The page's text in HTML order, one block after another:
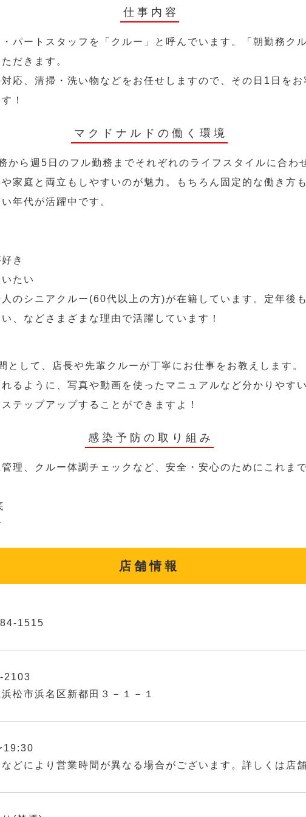
仕事内容
パートスタッフを「クルー」と呼んでいます。「朝勤務ク
だきます。
応、清掃・洗い物などをお任せしますので、その日1日を
！
マクドナルドの働く環境
から週5日のフル勤務までそれぞれのライフスタイルに合わ
家庭と両立もしやすいのが魅力。もちろん固定的な働き方
年代が活躍中です。
き
たい
のシニアクルー(60代以上の方)が在籍しています。定年後
、などさまざまな理由で活躍しています！
として、店長や先輩クルーが丁寧にお仕事をお教えします。
るように、写真や動画を使ったマニュアルなど分かりやす
テップアップすることができますよ！
感染予防の取り組み
理、クルー体調チェックなど、安全・安心のためにこれま
店舗情報
1515
2103
松市浜名区新都田３－１－１
19:30
どにより営業時間が異なる場合がございます。詳しくは店